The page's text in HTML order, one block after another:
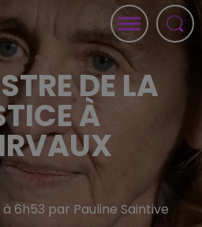
DE LA
À
à 6h53 par Pauline Saintive